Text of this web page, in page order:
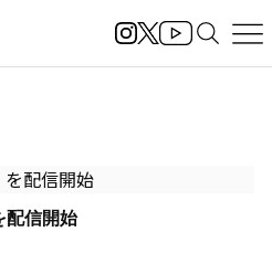
配信開始